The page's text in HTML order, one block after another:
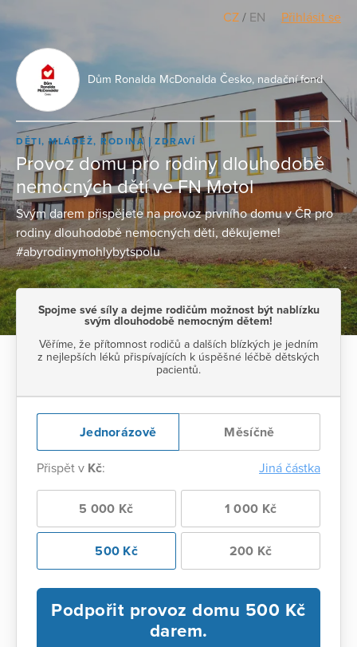
CZ / EN Přihlásit se
Dům Ronalda McDonalda Česko, nadační fond
DĚTI, MLÁDEŽ, RODINA ZDRAVÍ
Provoz domu pro rodiny dlouhodobě
nemocných dětí ve FN Motol
Svým darem přispějete na provoz prvního domu v ČR pro
rodiny dlouhodobě nemocných děti, děkujeme!
#abyrodinymohlybytspolu
Spojme své síly a dejme rodičům možnost být nablízku
svým dlouhodobě nemocným dětem!
Věříme, že přítomnost rodičů a dalších blízkých je jedním
z nejlepších léků přispívajících k úspěšné léčbě dětských
pacientů.
Jednorázově Měsíčně
Přispět v Kč: Jiná částka
5 000 Kč 1 000 Kč
500 Kč 200 Kč
Podpořit provoz domu 500 Kč
darem.